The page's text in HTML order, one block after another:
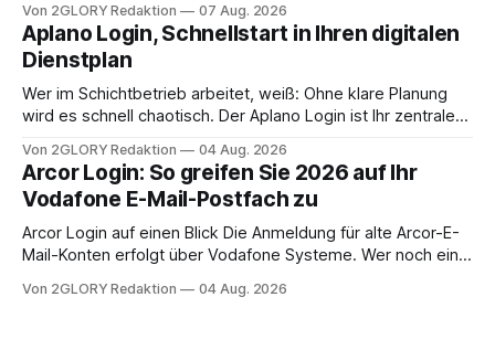
erledigen? Die kurze Antwort: Bei einfachen
Einkommensverhältnissen reicht häufig eine Steuersoftware
aus – sobald jedoch mehrere Einkunftsarten
zusammentreffen oder größere finanzielle Veränderungen
anstehen, zahlt sich professionelle Unterstützung meist
Von 2GLORY Redaktion 07 Aug. 2026
Aplano Login, Schnellstart in Ihren digitalen
Dienstplan
Wer im Schichtbetrieb arbeitet, weiß: Ohne klare Planung
wird es schnell chaotisch. Der Aplano Login ist Ihr zentraler
abwesenheiten und die gesamte kommunikation rund um
Ihr personal digital zu organisieren. In diesem Leitfaden
erfahren Sie alles, was Sie für einen reibungslosen Einstieg
brauchen, von der Registrierung
Von 2GLORY Redaktion 04 Aug. 2026
Arcor Login: So greifen Sie 2026 auf Ihr
Vodafone E-Mail-Postfach zu
Arcor Login auf einen Blick Die Anmeldung für alte Arcor-E-
Mail-Konten erfolgt über Vodafone Systeme. Wer noch eine
besitzt, loggt sich heute über das Vodafone E-Mail & Cloud
Von 2GLORY Redaktion 04 Aug. 2026